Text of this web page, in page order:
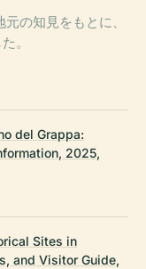
の知見をもとに、
。
del Grappa:
2025,
Sites in
and Visitor Guide,